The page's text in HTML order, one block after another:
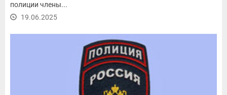
полиции члены...
19.06.2025